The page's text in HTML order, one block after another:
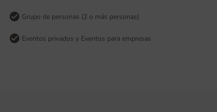
Grupo de personas (2 o más personas)
Eventos privados y Eventos para empresas